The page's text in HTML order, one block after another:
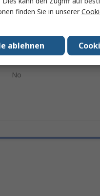
PAT-Prüfsoftware
Beha-Amprobe GT-600,
Amprobe GT-800, Beha-
Fluke 6500-2
No
finden Sie in unserer
ablehnen